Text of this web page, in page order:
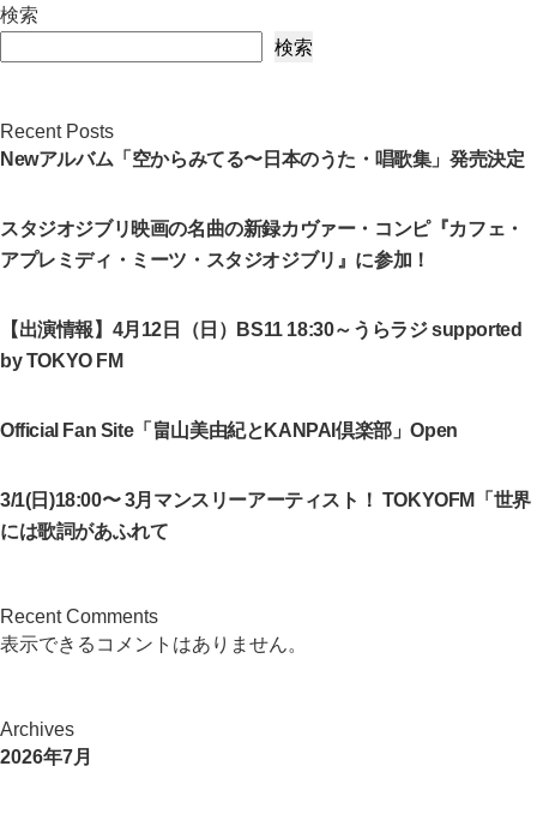
検索
検索
Recent Posts
Newアルバム「空からみてる〜日本のうた・唱歌集」発売決定
スタジオジブリ映画の名曲の新録カヴァー・コンピ『カフェ・
アプレミディ・ミーツ・スタジオジブリ』に参加！
【出演情報】4月12日（日）BS11 18:30～うらラジ supported
by TOKYO FM
Official Fan Site「畠山美由紀とKANPAI倶楽部」Open
3/1(日)18:00〜 3月マンスリーアーティスト！ TOKYOFM「世界
には歌詞があふれて
Recent Comments
表示できるコメントはありません。
Archives
2026年7月